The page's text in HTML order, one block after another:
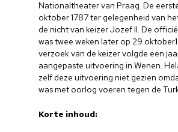
Nationaltheater van Praag. De
oktober 1787 ter gelegenheid van
de nicht van keizer Jozef II. De
was twee weken later op 29
verzoek van de keizer volgde een
aangepaste uitvoering in Wenen.
zelf deze uitvoering niet gezien
was met oorlog voeren tegen de
Korte inhoud: